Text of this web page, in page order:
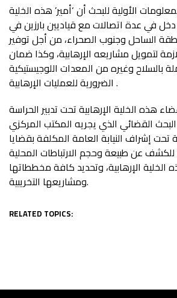
الأولية للبحث أن ‘أمير’ هذه الخلية
دخل في عدة اتصالات مع قياديين بارزين في
الساحل وجنوب الصحراء، من أجل توفير
لتمويل مشاريعه الإرهابية، وكذا ضمان
بالسلاح وغيره من المعدات اللوجيستيكية
الضرورية للعمليات الإرهابية .
هذه الخلية الإرهابية تحت تدبير الحراسة
القضائي الذي يجريه المكتب المركزي
تحت إشراف النيابة العامة المكلفة بقضايا
للكشف عن طبيعة وحجم الارتباطات المحلية
الخلية الإرهابية، وتحديد كافة مخططاتها
ومشاريعها التخريبية.
RELATED TOPICS: